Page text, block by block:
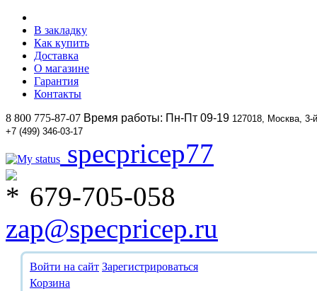
В закладку
Как купить
Доставка
О магазине
Гарантия
Контакты
8 800 775-87-07 Время работы: Пн-Пт 09-19 127018, Москва,
+7 (499) 346-03-17
specpricep77
679-705-058
zap@specpricep.ru
Войти на сайт Зарегистрироваться
Корзина